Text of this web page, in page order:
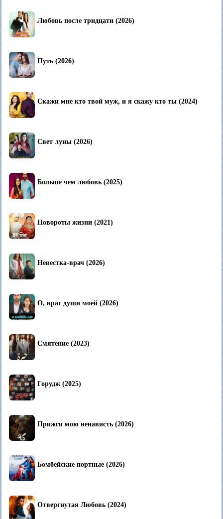
Любовь после тридцати (2026)
Путь (2026)
Скажи мне кто твой муж, и я скажу кто ты (2024)
Свет луны (2026)
Больше чем любовь (2025)
Повороты жизни (2021)
Невестка-врач (2026)
О, враг души моей (2026)
Смятение (2023)
Горудж (2025)
Прижги мою ненависть (2026)
Бомбейские портные (2026)
Отвергнутая Любовь (2024)